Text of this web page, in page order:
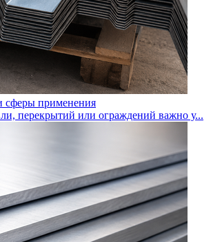
сферы применения
перекрытий или ограждений важно у...